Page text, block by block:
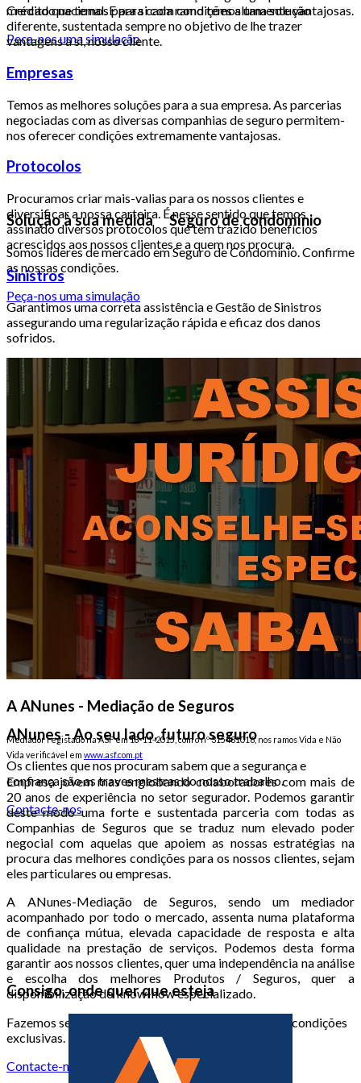
Crédito que temos para si com condições altamente vantajosas.
Peça-nos uma simulação
Solução à sua medida Seguro de condomínio
Somos líderes de mercado em Seguro de Condomínio. Confirme
as nossas condições.
Peça-nos uma simulação
Esteja prevenido
O Seguro de saúde que assegura a melhor cobertura e os
melhores cuidados.
Peça-nos mais informações
ANunes - Ao seu lado, futuro seguro
Os clientes que nos procuram sabem que a segurança e
confiança são as traves mestras do nosso trabalho.
Contacte-nos
Consigo, onde quer que esteja
Fazemos seguros em todo o território nacional com condições
exclusivas.
Contacte-nos
mercado nacional. E para cada ramo temos uma solução
diferente, sustentada sempre no objetivo de lhe trazer
vantagens a si, nosso cliente.
Empresas
Temos as melhores soluções para a sua empresa. As parcerias
negociadas com as diversas companhias de seguro permitem-
nos oferecer condições extremamente vantajosas.
Protocolos
Procuramos criar mais-valias para os nossos clientes e
diversificar a nossa carteira. É nesse sentido que temos
assinado diversos protocolos que têm trazido benefícios
acrescidos aos nossos clientes e a quem nos procura.
Sinistros
Garantimos uma correta assistência e Gestão de Sinistros
assegurando uma regularização rápida e eficaz dos danos
sofridos.
A ANunes - Mediação de Seguros
Mediador registado na ASF em 18-11-2015, com o nº 315431016, nos ramos Vida e Não
Vida verificável em www.asf.com.pt
Empresa jovem mas englobando colaboradores com mais de
20 anos de experiência no setor segurador. Podemos garantir
deste modo uma forte e sustentada parceria com todas as
Companhias de Seguros que se traduz num elevado poder
negocial com aquelas que apoiem as nossas estratégias na
procura das melhores condições para os nossos clientes, sejam
eles particulares ou empresas.
A ANunes-Mediação de Seguros, sendo um mediador
acompanhado por todo o mercado, assenta numa plataforma
de confiança mútua, elevada capacidade de resposta e alta
qualidade na prestação de serviços. Podemos desta forma
garantir aos nossos clientes, quer uma independência na análise
e escolha dos melhores Produtos / Seguros, quer a
disponibilização do know-how especializado.